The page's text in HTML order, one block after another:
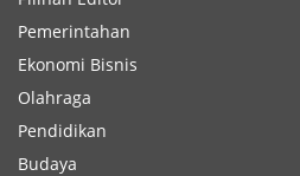
Pemerintahan
Ekonomi Bisnis
Olahraga
Pendidikan
Budaya